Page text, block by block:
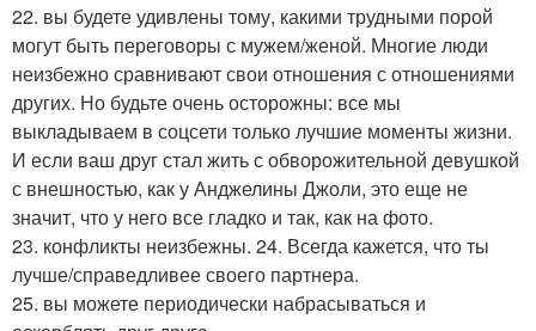
22. вы будете удивлены тому, какими трудными порой
могут быть переговоры с мужем/женой. Многие люди
неизбежно сравнивают свои отношения с отношениями
других. Но будьте очень осторожны: все мы
выкладываем в соцсети только лучшие моменты жизни.
И если ваш друг стал жить с обворожительной девушкой
с внешностью, как у Анджелины Джоли, это еще не
значит, что у него все гладко и так, как на фото.
23. конфликты неизбежны. 24. Всегда кажется, что ты
лучше/справедливее своего партнера.
25. вы можете периодически набрасываться и